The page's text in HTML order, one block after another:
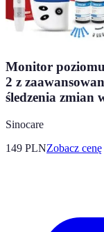
Monitor
2 z
śledzenia zmian
Sinocare
149 PLNZobacz cenę